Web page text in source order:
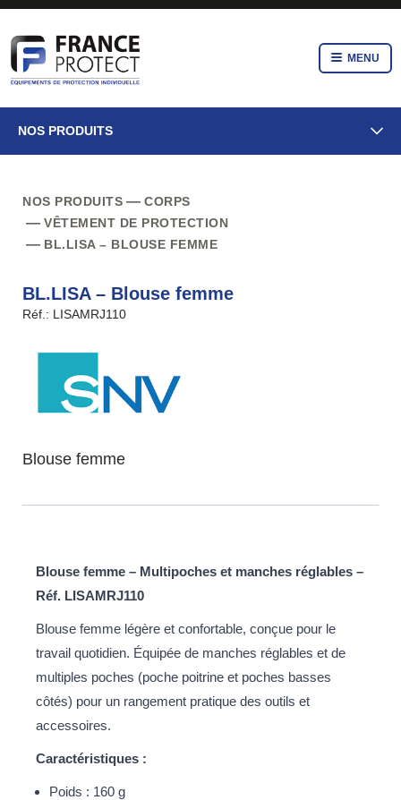
MENU
NOS PRODUITS
NOS PRODUITS
CORPS
VÊTEMENT DE PROTECTION
BL.LISA – BLOUSE FEMME
BL.LISA – Blouse femme
Réf.: LISAMRJ110
Blouse femme
Blouse femme – Multipoches et manches réglables –
Réf. LISAMRJ110
Blouse femme légère et confortable, conçue pour le
travail quotidien. Équipée de manches réglables et de
multiples poches (poche poitrine et poches basses
côtés) pour un rangement pratique des outils et
accessoires.
Caractéristiques :
Poids : 160 g